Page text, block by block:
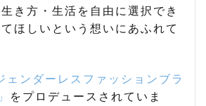
き方・生活を自由に選択でき
ほしいという想いにあふれて
ェンダーレスファッションブラ
をプロデュースされていま